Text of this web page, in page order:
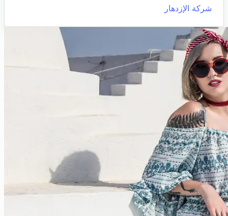
شركة الإزدهار